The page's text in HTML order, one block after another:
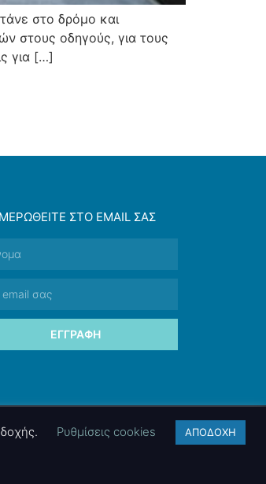
στο δρόμο και
στους οδηγούς, για τους
για […]
ΣΤΟ EMAIL ΣΑΣ
ΕΓΓΡΑΦΉ
Ρυθμίσεις cookies ΑΠΟΔΟΧΗ